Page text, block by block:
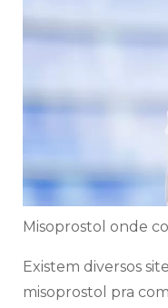
Misoprostol onde
Existem diversos
misoprostol pra